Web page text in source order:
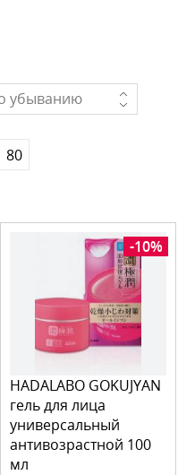
убыванию
80
-10%
HADALABO GOKUJYAN
гель для лица
универсальный
антивозрастной 100
мл